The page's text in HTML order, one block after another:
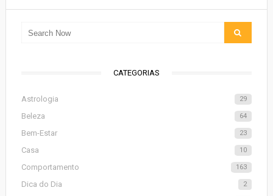
CATEGORIAS
Astrologia 29
Beleza 64
Bem-Estar 23
Casa 10
Comportamento 163
Dica do Dia 2